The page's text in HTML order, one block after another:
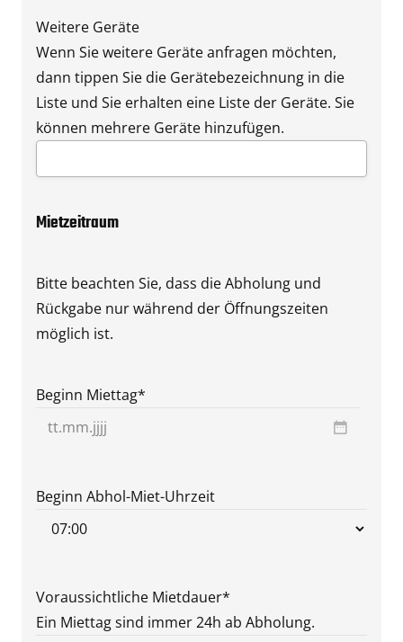
Weitere Geräte
Wenn Sie weitere Geräte anfragen möchten,
dann tippen Sie die Gerätebezeichnung in die
Liste und Sie erhalten eine Liste der Geräte. Sie
können mehrere Geräte hinzufügen.
Mietzeitraum
Bitte beachten Sie, dass die Abholung und
Rückgabe nur während der Öffnungszeiten
möglich ist.
Beginn Miettag*
TT
MM
Beginn Abhol-Miet-Uhrzeit
Voraussichtliche Mietdauer*
Ein Miettag sind immer 24h ab Abholung.